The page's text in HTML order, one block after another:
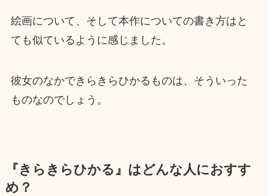
絵画について、そして本作についての書き方はと
ても似ているように感じました。
彼女のなかできらきらひかるものは、そういった
ものなのでしょう。
『きらきらひかる』はどんな人におすす
め？